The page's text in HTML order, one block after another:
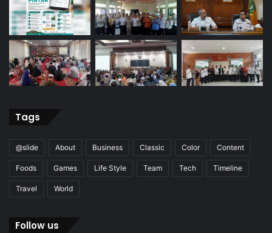
Tags
@slide About Business Classic Color Content
Foods Games Life Style Team Tech Timeline
Travel World
Follow us